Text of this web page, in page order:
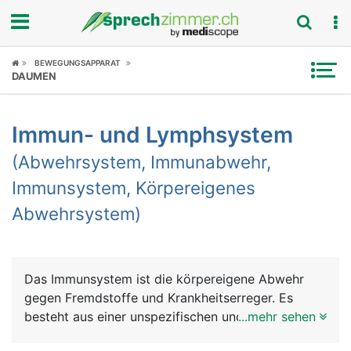
Fokus
Symptome
Untersuchungen
News
Rubriken
BEWEGUNGSAPPARAT
DAUMEN
Immun- und Lymphsystem
(Abwehrsystem, Immunabwehr,
Immunsystem, Körpereigenes
Abwehrsystem)
Das Immunsystem ist die körpereigene Abwehr
gegen Fremdstoffe und Krankheitserreger. Es
besteht aus einer unspezifischen und einer...mehr sehen